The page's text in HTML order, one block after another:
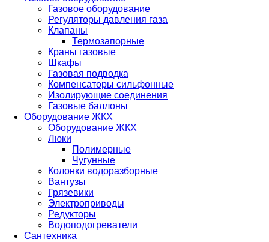
Газовое оборудование
Регуляторы давления газа
Клапаны
Термозапорные
Краны газовые
Шкафы
Газовая подводка
Компенсаторы сильфонные
Изолирующие соединения
Газовые баллоны
Оборудование ЖКХ
Оборудование ЖКХ
Люки
Полимерные
Чугунные
Колонки водоразборные
Вантузы
Грязевики
Электроприводы
Редукторы
Водоподогреватели
Сантехника